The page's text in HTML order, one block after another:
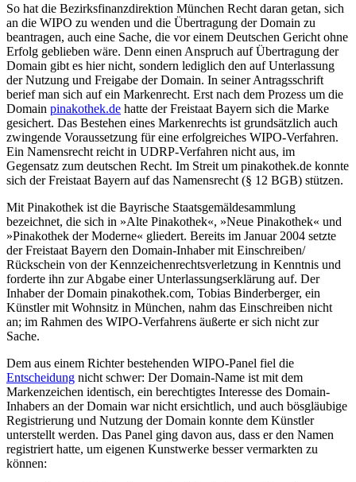
So hat die Bezirksfinanzdirektion München Recht daran getan, sich
an die WIPO zu wenden und die Übertragung der Domain zu
beantragen, auch eine Sache, die vor einem Deutschen Gericht ohne
Erfolg geblieben wäre. Denn einen Anspruch auf Übertragung der
Domain gibt es hier nicht, sondern lediglich den auf Unterlassung
der Nutzung und Freigabe der Domain. In seiner Antragsschrift
berief man sich auf ein Markenrecht. Erst nach dem Prozess um die
Domain pinakothek.de hatte der Freistaat Bayern sich die Marke
gesichert. Das Bestehen eines Markenrechts ist grundsätzlich auch
zwingende Voraussetzung für eine erfolgreiches WIPO-Verfahren.
Ein Namensrecht reicht in UDRP-Verfahren nicht aus, im
Gegensatz zum deutschen Recht. Im Streit um pinakothek.de konnte
sich der Freistaat Bayern auf das Namensrecht (§ 12 BGB) stützen.
Mit Pinakothek ist die Bayrische Staatsgemäldesammlung
bezeichnet, die sich in »Alte Pinakothek«, »Neue Pinakothek« und
»Pinakothek der Moderne« gliedert. Bereits im Januar 2004 setzte
der Freistaat Bayern den Domain-Inhaber mit Einschreiben/
Rückschein von der Kennzeichenrechtsverletzung in Kenntnis und
forderte ihn zur Abgabe einer Unterlassungserklärung auf. Der
Inhaber der Domain pinakothek.com, Tobias Binderberger, ein
Künstler mit Wohnsitz in München, nahm das Einschreiben nicht
an; im Rahmen des WIPO-Verfahrens äußerte er sich nicht zur
Sache.
Dem aus einem Richter bestehenden WIPO-Panel fiel die
Entscheidung nicht schwer: Der Domain-Name ist mit dem
Markenzeichen identisch, ein berechtigtes Interesse des Domain-
Inhabers an der Domain war nicht ersichtlich, und auch bösgläubige
Registrierung und Nutzung der Domain konnte dem Künstler
unterstellt werden. Das Panel ging davon aus, dass er den Namen
registriert hatte, um eigenen Kunstwerke besser vermarkten zu
können: